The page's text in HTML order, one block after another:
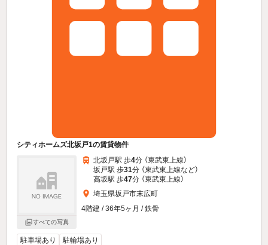
シティホームズ北坂戸1の賃貸物件
すべての写真
北坂戸駅 歩4分 （東武東上線）
坂戸駅 歩31分 （東武東上線など）
高坂駅 歩47分 （東武東上線）
埼玉県坂戸市末広町
4階建 / 36年5ヶ月 / 鉄骨
駐車場あり 駐輪場あり